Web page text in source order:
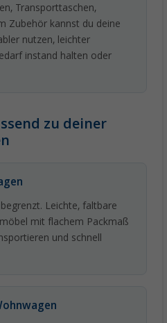
Transporttaschen,
Zubehör kannst du deine
nutzen, leichter
instand halten oder
zu deiner
Leichte, faltbare
mit flachem Packmaß
und schnell